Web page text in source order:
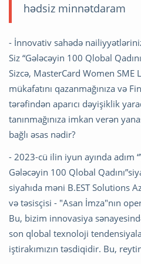
hədsiz minnətdaram
- İnnovativ sahədə
Siz “Gələcəyin 100 Qlobal
Sizcə, MasterCard Women SME
mükafatını qazanmağınıza və
tərəfindən aparıcı dəyişiklik
tanınmağınıza imkan verən
bağlı əsas nədir?
- 2023-cü ilin iyun ayında adım
Gələcəyin 100 Qlobal
siyahıda məni B.EST Solutions
və təsisçisi - "Asan İmza"nın
Bu, bizim innovasiya
son qlobal texnoloji
iştirakımızın təsdiqidir. Bu,